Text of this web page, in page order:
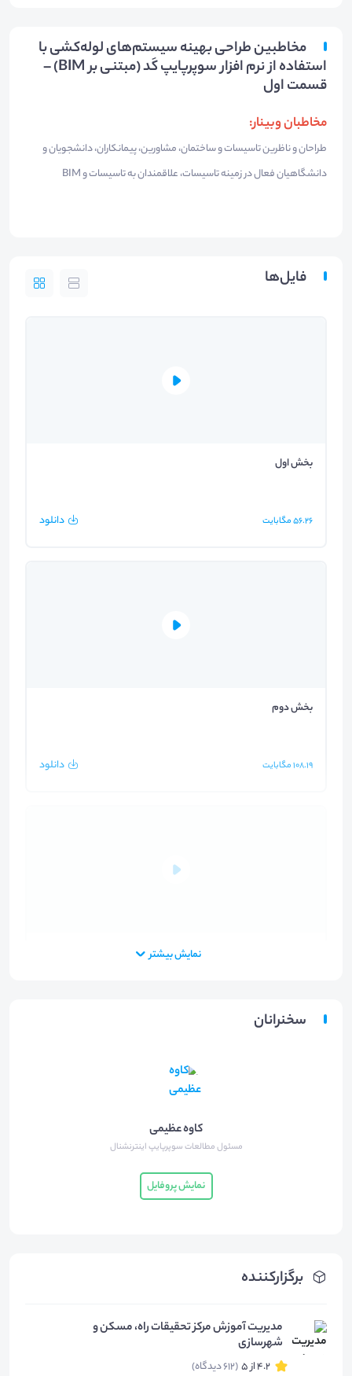
برگزارکننده
مدیریت آموزش مرکز تحقیقات راه، مسکن و
شهرسازی
4.2 از 5 (612 دیدگاه)
مخاطبین طراحی بهینه سیستم‌های لوله‌کشی با
استفاده از نرم افزار سوپرپایپ کَد (مبتنی بر BIM) –
قسمت اول
مخاطبان وبینار:
​طراحان و ناظرین تاسیسات و ساختمان، مشاورین، پیمانکاران، دانشجویان و
دانشگاهیان فعال در زمینه تاسیسات، علاقمندان به تاسیسات و BIM
فایل‌ها
بخش اول
56.26مگابایت دانلود
بخش دوم
108.19مگابایت دانلود
مگابایت
نمایش بیشتر
سخنرانان
کاوه عظیمی
مسئول مطالعات سوپرپایپ اینترنشنال
نمایش پروفایل